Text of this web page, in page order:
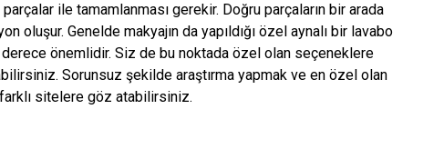
ile tamamlanması gerekir. Doğru parçaların bir arada
oluşur. Genelde makyajın da yapıldığı özel aynalı bir lavabo
derece önemlidir. Siz de bu noktada özel olan seçeneklere
Sorunsuz şekilde araştırma yapmak ve en özel olan
sitelere göz atabilirsiniz.